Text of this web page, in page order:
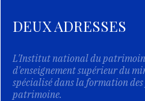
DEUX ADRESSES
L'Institut national du
d'enseignement supérieur du
spécialisé dans la formation
patrimoine.